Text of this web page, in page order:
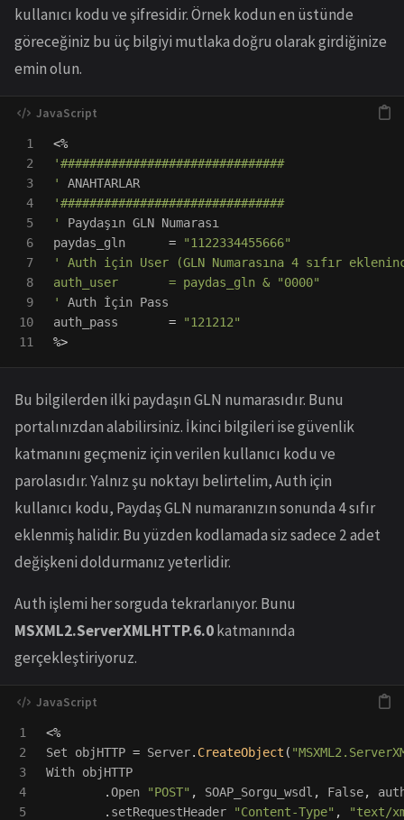
kullanıcı kodu ve şifresidir. Örnek kodun en üstünde
göreceğiniz bu üç bilgiyi mutlaka doğru olarak girdiğinize
emin olun.
1
2
3
4
5
6
7
8
9
10
<%
'
'
ANAHTARLAR
'
'
Paydaşın GLN Numarası
paydas_gln
= "1122334455666"
'
Auth için User (GLN Numarasına 4 sıfır
'
Auth İçin Pass
auth_pass
= "121212"
%>
Bu bilgilerden ilki paydaşın GLN numarasıdır. Bunu
portalınızdan alabilirsiniz. İkinci bilgileri ise güvenlik
katmanını geçmeniz için verilen kullanıcı kodu ve
parolasıdır. Yalnız şu noktayı belirtelim, Auth için
kullanıcı kodu, Paydaş GLN numaranızın sonunda 4 sıfır
eklenmiş halidir. Bu yüzden kodlamada siz sadece 2 adet
değişkeni doldurmanız yeterlidir.
Auth işlemi her sorguda tekrarlanıyor. Bunu
MSXML2.ServerXMLHTTP.6.0katmanında
gerçekleştiriyoruz.
1
2
3
4
5
<%
Set
objHTTP = Server. CreateObject ( "
With objHTTP
.Open "POST" , SOAP_Sorgu_wsdl , False,
. setRequestHeader "Content-Type" , "text/